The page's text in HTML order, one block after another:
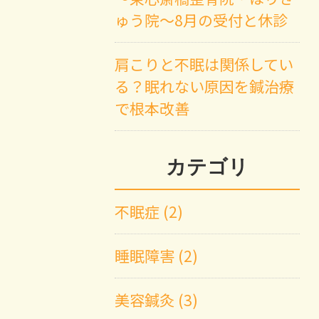
ゅう院～8月の受付と休診
肩こりと不眠は関係してい
る？眠れない原因を鍼治療
で根本改善
カテゴリ
不眠症 (2)
睡眠障害 (2)
美容鍼灸 (3)